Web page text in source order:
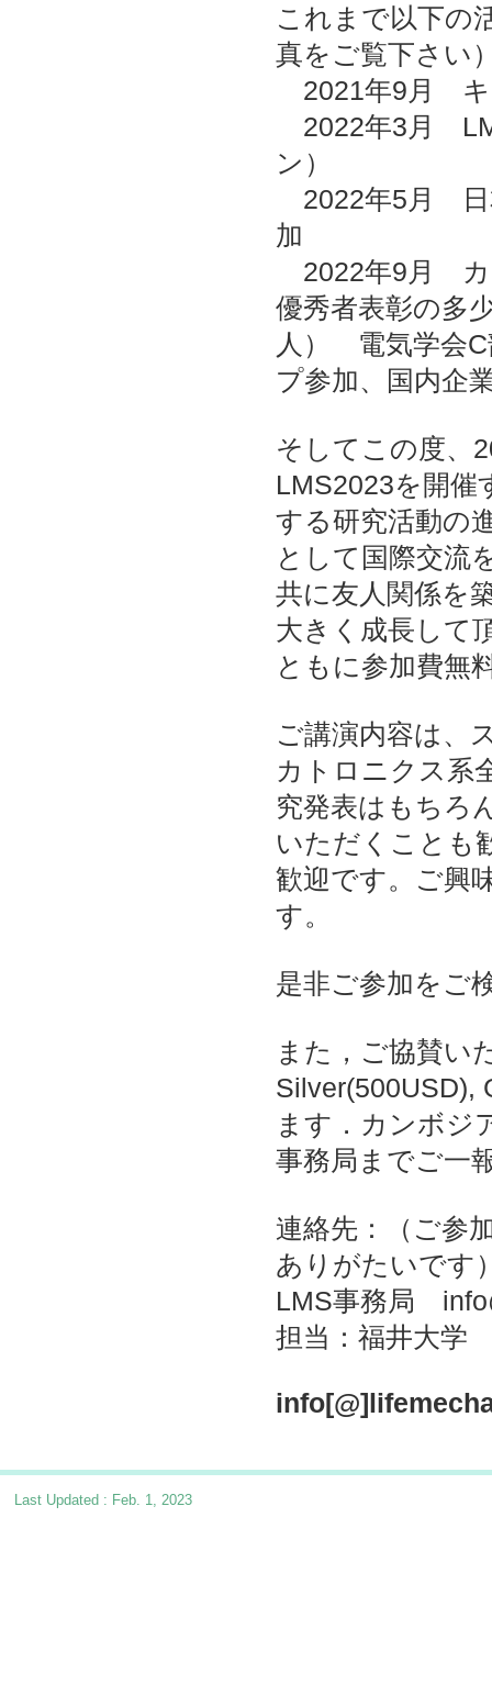
これまで以下の
真をご覧下さい
2021年9月 キ
2022年3月
ン）
2022年5月 日
加
2022年9月 カ
優秀者表彰の多
人） 電気学会C
プ参加、国内企
そしてこの度、
LMS2023を開催
する研究活動の
として国際交流
共に友人関係を
大きく成長して
ともに参加費無
ご講演内容は、
カトロニクス系
究発表はもちろ
いただくことも
歓迎です。ご興
す。
是非ご参加をご
また，ご協賛い
Silver(500USD),
ます．カンボジ
事務局までご一
連絡先：（ご参
ありがたいです
LMS事務局
担当：福井大学
Last Updated : Feb. 1, 2023